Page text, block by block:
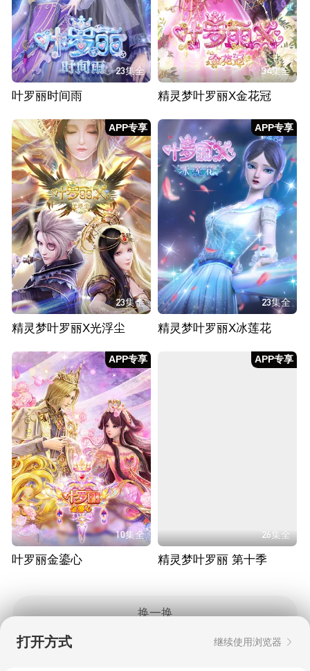
23集全
叶罗丽时间雨
34集全
精灵梦叶罗丽X金花冠
APP专享
23集全
精灵梦叶罗丽X光浮尘
APP专享
23集全
精灵梦叶罗丽X冰莲花
APP专享
10集全
叶罗丽金鎏心
APP专享
26集全
精灵梦叶罗丽 第十季
换一换
打开方式 继续使用浏览器